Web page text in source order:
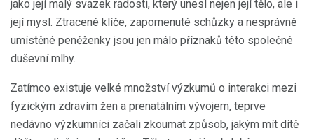
jako její malý svazek radosti, který unesl nejen její tělo, ale i
její mysl. Ztracené klíče, zapomenuté schůzky a nesprávně
umístěné peněženky jsou jen málo příznaků této společné
duševní mlhy.
Zatímco existuje velké množství výzkumů o interakci mezi
fyzickým zdravím žen a prenatálním vývojem, teprve
nedávno výzkumníci začali zkoumat způsob, jakým mít dítě